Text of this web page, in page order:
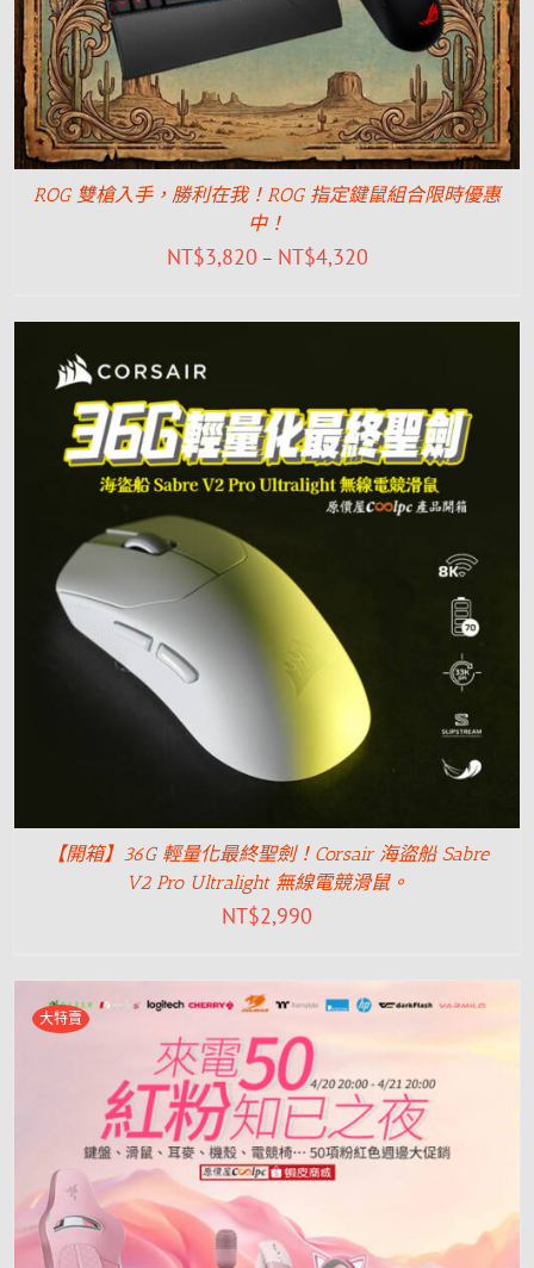
ROG 雙槍入手，勝利在我！ROG 指定鍵鼠組合限時優惠
中！
NT$3,820 – NT$4,320
【開箱】36G 輕量化最終聖劍！Corsair 海盜船 Sabre
V2 Pro Ultralight 無線電競滑鼠。
NT$2,990
大特賣